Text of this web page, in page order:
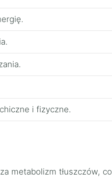
i fizyczne.
metabolizm tłuszczów, co